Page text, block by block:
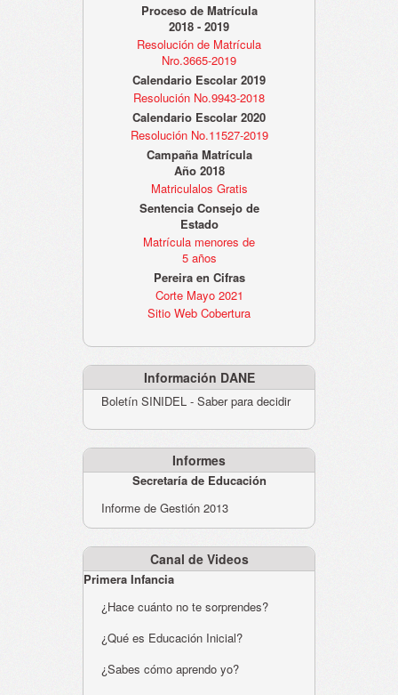
Proceso de Matrícula
2018 - 2019
Resolución de Matrícula
Nro.3665-2019
Calendario Escolar 2019
Resolución No.9943-2018
Calendario Escolar 2020
Resolución No.11527-2019
Campaña Matrícula
Año 2018
Matriculalos Gratis
Sentencia Consejo de
Estado
Matrícula menores de
5 años
Pereira en Cifras
Corte Mayo 2021
Sitio Web Cobertura
Información DANE
Boletín SINIDEL - Saber para decidir
Informes
Secretaría de Educación
Informe de Gestión 2013
Canal de Videos
Primera Infancia
¿Hace cuánto no te sorprendes?
¿Qué es Educación Inicial?
¿Sabes cómo aprendo yo?